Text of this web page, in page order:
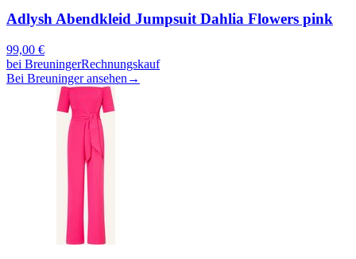
Adlysh Abendkleid Jumpsuit Dahlia Flowers pink
99,00 €
bei BreuningerRechnungskauf
Bei Breuninger ansehen →